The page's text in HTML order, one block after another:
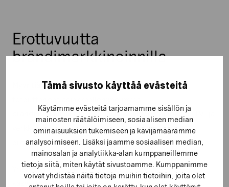
Tämä sivusto käyttää evästeitä
Käytämme evästeitä tarjoamamme sisällön ja
mainosten räätälöimiseen, sosiaalisen median
ominaisuuksien tukemiseen ja kävijämäärämme
analysoimiseen. Lisäksi jaamme sosiaalisen median,
mainosalan ja analytiikka-alan kumppaneillemme
tietoja siitä, miten käytät sivustoamme. Kumppanimme
voivat yhdistää näitä tietoja muihin tietoihin, joita olet
Erottuvuutta
brändimarkkinoinnilla
Myyntiä tukevan markkinoinnin lisäksi olemme
brändimarkkinointia, esimerkiksi videomainoksen TV- ja
verkkolevitykseen, millä he osaltaan onnistuvat
erottautumaan kilpailijoistaan.
Yrityksen brändi ja sen keskeiset lupaukset ovat
kasvattaneet tunnettuuttaan ja houkuttelevuuttaan